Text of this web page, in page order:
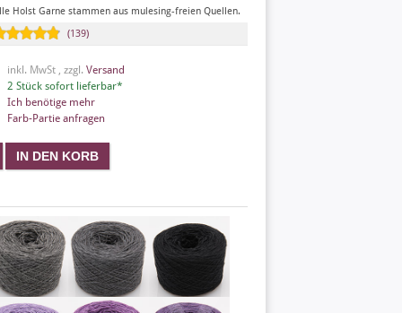
Holst Garne stammen aus mulesing-freien Quellen.
(139)
inkl. MwSt , zzgl. Versand
2 Stück sofort lieferbar*
Ich benötige mehr
Farb-Partie anfragen